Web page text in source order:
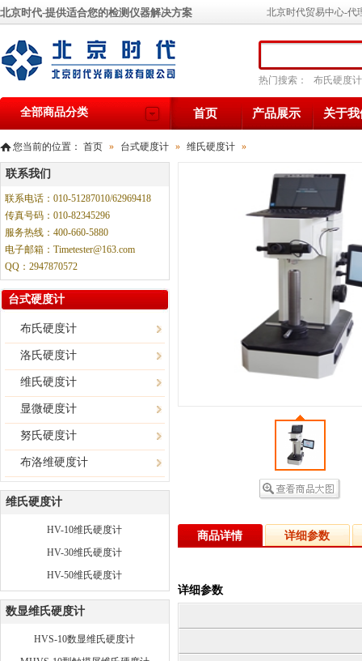
全部商品分类
北京时代-提供适合您的检测仪器解决方案
热门搜索： 布氏硬度计
首页 产品展示 关于我
北京时代贸易中心-代
您当前的位置： 首页 » 台式硬度计 » 维氏硬度计 »
商品详情 详细参数
详细参数
联系我们
联系电话：010-51287010/62969418
传真号码：010-82345296
服务热线：400-660-5880
电子邮箱：Timetester@163.com
QQ：2947870572
台式硬度计
布氏硬度计
洛氏硬度计
维氏硬度计
显微硬度计
努氏硬度计
布洛维硬度计
维氏硬度计
HV-10维氏硬度计
HV-30维氏硬度计
HV-50维氏硬度计
数显维氏硬度计
HVS-10数显维氏硬度计